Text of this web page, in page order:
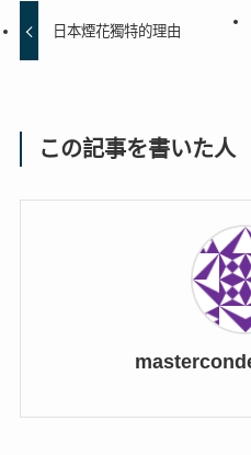
日本煙花獨特的理由
この記事を書いた人